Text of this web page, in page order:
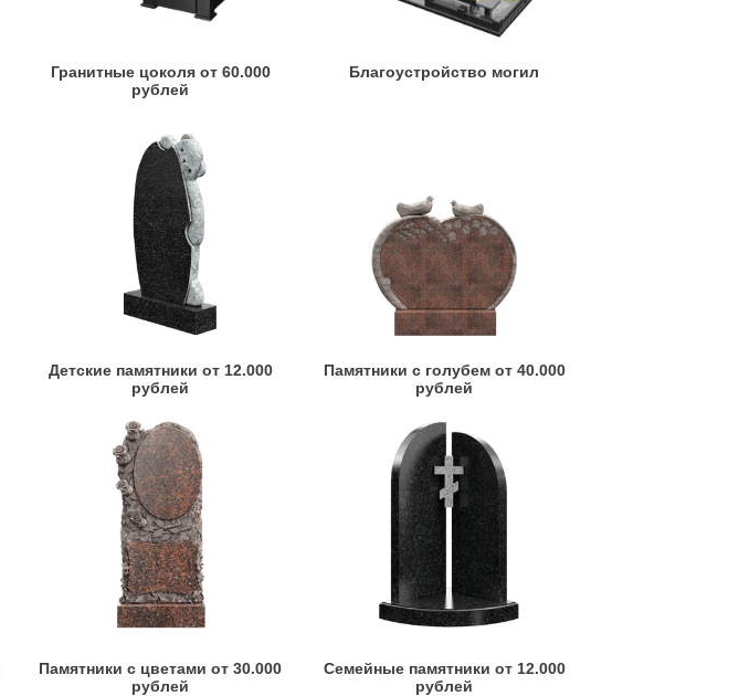
Гранитные цоколя от 60.000
рублей
Благоустройство могил
Детские памятники от 12.000
рублей
Памятники с голубем от 40.000
рублей
Памятники с цветами от 30.000
рублей
Семейные памятники от 12.000
рублей